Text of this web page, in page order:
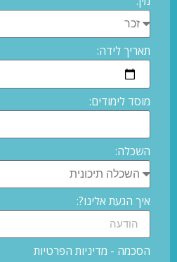
תאריך לידה:
מוסד לימודים:
השכלה:
איך הגעת אלינו?:
הסכמה - מדיניות הפרטיות